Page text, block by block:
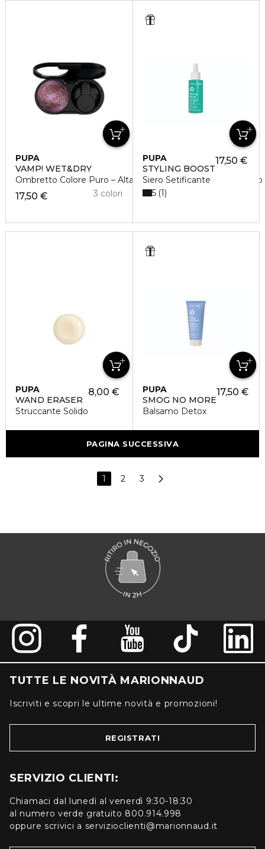
PUPA
VAMP! WET&DRY
Ombretto Colore Puro – Alta Pigmentazione – Multi-Effetto
17,50 € 3 colori
PUPA
STYLING BOOST
Siero Setificante
17,50 €
5 1
PUPA
WAND ERASER
Struccante Solido
8,00 €
PUPA
SMOG NO MORE
Balsamo Detox
17,50 €
PAGINA SUCCESSIVA
1 2 3
TUTTE LE NOVITÀ MARIONNAUD
Iscriviti e scopri le ultime novità e promozioni!
REGISTRATI
SERVIZIO CLIENTI:
Chiamaci dal lunedì al venerdì 9:30-18:30
al numero verde gratuito 800.914.998
oppure scrivici a servizioclienti@marionnaud.it